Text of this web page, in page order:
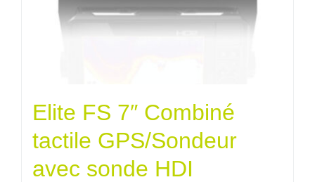
Elite FS 7″ Combiné
tactile GPS/Sondeur
avec sonde HDI